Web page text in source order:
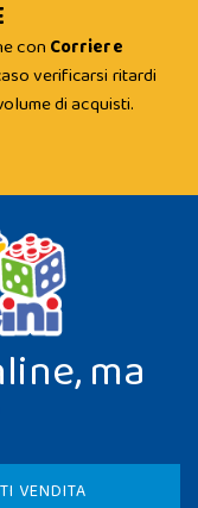
con Corriere
verificarsi ritardi
di acquisti.
ma
VENDITA